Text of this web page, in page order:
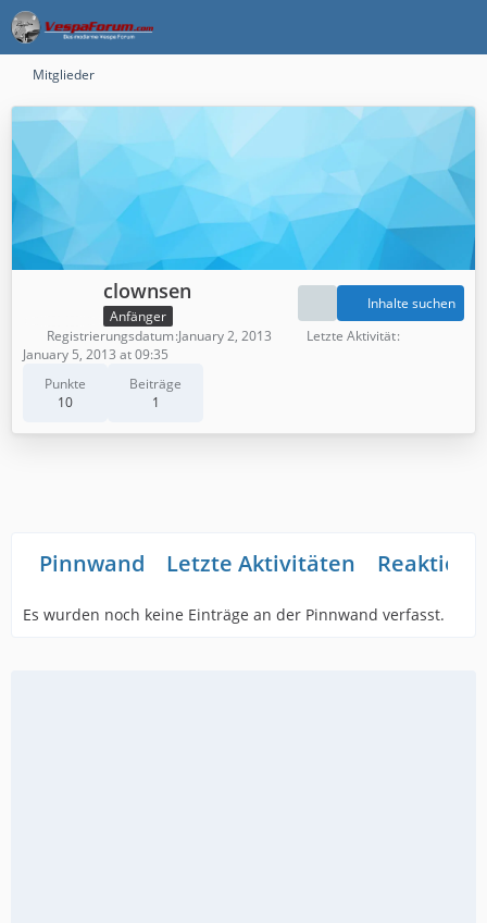
Mitglieder
clownsen
Anfänger
Punkte
10
Beiträge
1
Inhalte suchen
Registrierungsdatum January 2, 2013
Letzte Aktivität
January 5, 2013 at 09:35
Pinnwand Letzte Aktivitäten
Es wurden noch keine Einträge an der Pinnwand verfasst.